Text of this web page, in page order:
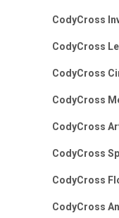
CodyCross
CodyCross
CodyCross
CodyCross
CodyCross
CodyCross
CodyCross
CodyCross